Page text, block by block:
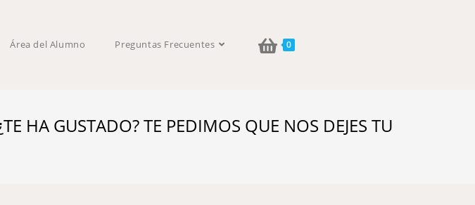
Área del Alumno Preguntas Frecuentes 0
HA GUSTADO? TE PEDIMOS QUE NOS DEJES TU